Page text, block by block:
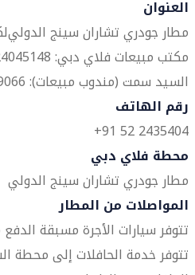
العنوان
مطار جودري تشاران سينج الدولي
مكتب مبيعات فلاي دبي: 49/915224045148+
السيد سمت (مندوب مبيعات): 919839039066+
رقم الهاتف
2435404 52 91+
محطة فلاي دبي
مطار جودري تشاران سينج الدولي
المواصلات من المطار
تتوفر سيارات الأجرة مسبقة
تتوفر خدمة الحافلات إلى محطة